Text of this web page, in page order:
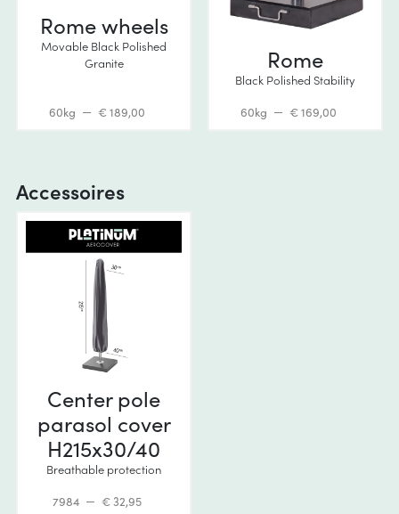
Rome wheels
Movable Black Polished
Granite
60kg € 189,00
Rome
Black Polished Stability
60kg € 169,00
Accessoires
Center pole
parasol cover
H215x30/40
Breathable protection
7984 € 32,95